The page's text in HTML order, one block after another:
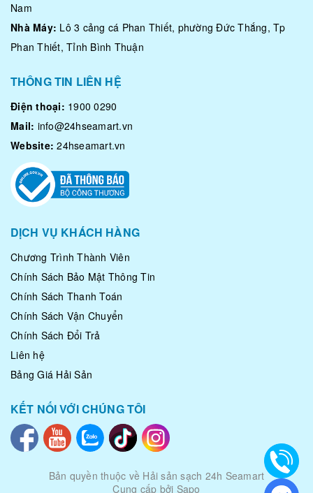
Nam
Nhà Máy: Lô 3 cảng cá Phan Thiết, phường Đức Thắng, Tp
Phan Thiết, Tỉnh Bình Thuận
THÔNG TIN LIÊN HỆ
Điện thoại: 1900 0290
Mail: info@24hseamart.vn
Website: 24hseamart.vn
DỊCH VỤ KHÁCH HÀNG
Chương Trình Thành Viên
Chính Sách Bảo Mật Thông Tin
Chính Sách Thanh Toán
Chính Sách Vận Chuyển
Chính Sách Đổi Trả
Liên hệ
Bảng Giá Hải Sản
KẾT NỐI VỚI CHÚNG TÔI
Bản quyền thuộc về Hải sản sạch 24h Seamart
|
Cung cấp bởi Sapo